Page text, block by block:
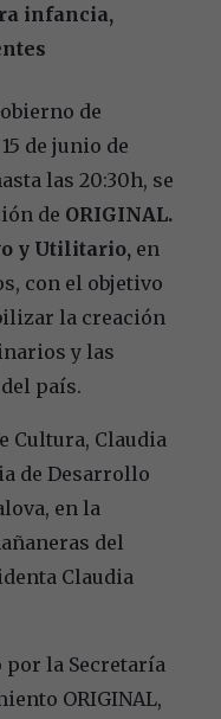
infancia,
de
de junio de
las 20:30h, se
de ORIGINAL.
y Utilitario, en
con el objetivo
la creación
y las
país.
Cultura, Claudia
de Desarrollo
en la
del
Claudia
la Secretaría
ORIGINAL,